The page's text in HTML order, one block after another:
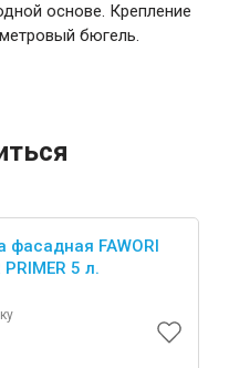
основе. Крепление
бюгель.
фасадная FAWORI
PRIMER 5 л.